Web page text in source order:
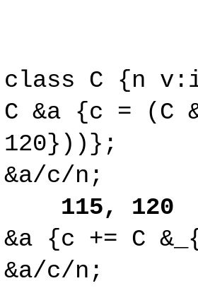
class C {n
C &a {c = (C
120}))};
&a/c/n;
115, 120
&a {c += C
&a/c/n;